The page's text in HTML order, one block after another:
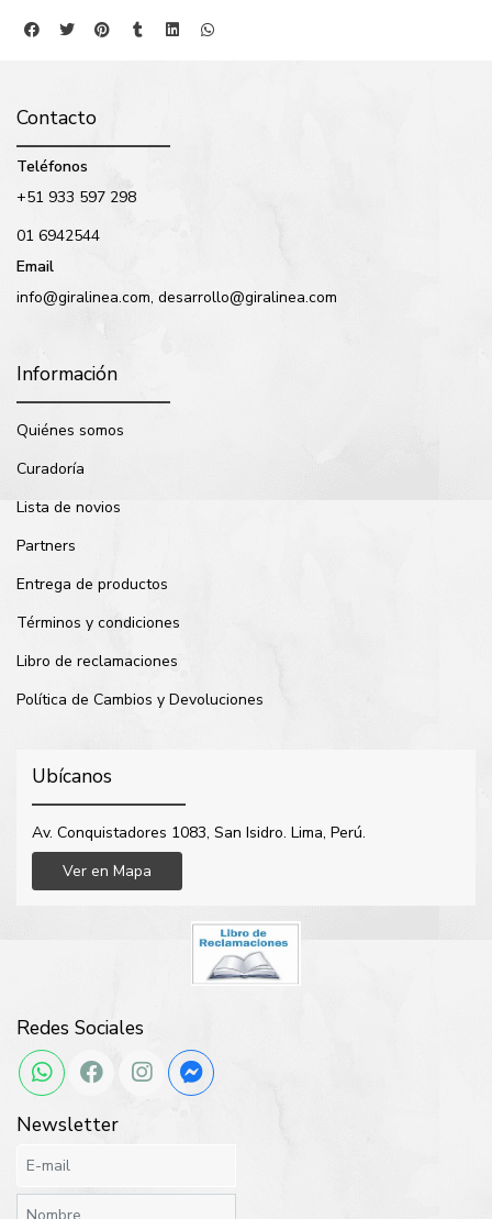
Contacto
Teléfonos
+51 933 597 298
01 6942544
Email
info@giralinea.com, desarrollo@giralinea.com
Información
Quiénes somos
Curadoría
Lista de novios
Partners
Entrega de productos
Términos y condiciones
Libro de reclamaciones
Política de Cambios y Devoluciones
Ubícanos
Av. Conquistadores 1083, San Isidro. Lima, Perú.
Ver en Mapa
Redes Sociales
Newsletter